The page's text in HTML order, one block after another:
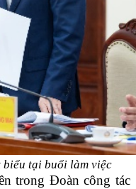
tại buổi làm việc
trong Đoàn công tác